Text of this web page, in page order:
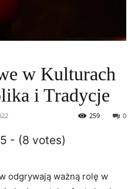
w Kulturach
i Tradycje
0
259
- (8 votes)
odgrywają ważną rolę w